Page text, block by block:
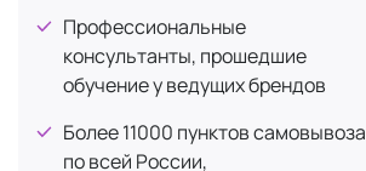
Средняя фиксация
Антиоксидантное действие
Уменьшение отечности
Легкое расчесывание +20
Профессиональные
консультанты, прошедшие
обучение у ведущих брендов
Более 11000 пунктов самовывоза
по всей России,